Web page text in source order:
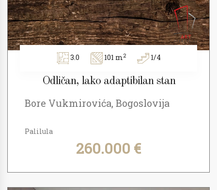
3.0 101 m2 1/4
Odličan, lako adaptibilan stan
Bore Vukmirovića, Bogoslovija
Palilula
260.000 €